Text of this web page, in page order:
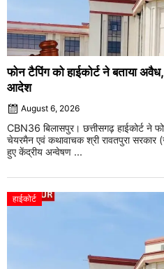
फोन टैपिंग को हाईकोर्ट ने बताया
आदेश
August 6, 2026
CBN36 बिलासपुर। छत्तीसगढ़ हाईकोर्ट ने
चेयरमैन एवं कथावाचक श्री रावतपुरा सरकार
हुए केंद्रीय अन्वेषण ...
हाईकोर्ट